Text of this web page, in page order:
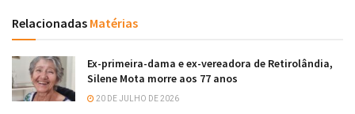
Relacionadas Matérias
Ex-primeira-dama e ex-vereadora de Retirolândia,
Silene Mota morre aos 77 anos
20 DE JULHO DE 2026